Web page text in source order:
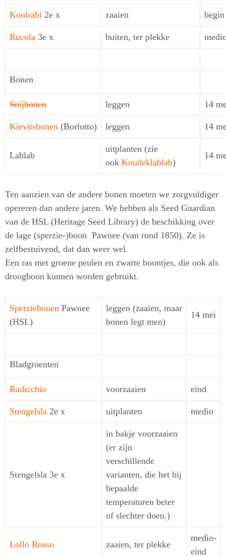
Koolrabi 2e x zaaien begin
Rucola 3e x buiten, ter plekke
Bonen
Snijbonen leggen 14
Kievitsbonen (Borlotto) leggen 14
Lablab
uitplanten (zie
ook Koudeklablab)
14
Ten aanzien van de andere bonen moeten we zorgvuldiger
opereren dan andere jaren. We hebben als Seed Guardian
van de HSL (Heritage Seed Library) de beschikking over
de lage (sperzie-)boon Pawnee (van rond 1850). Ze is
zelfbestuivend, dat dan weer wel.
Een ras met groene peulen en zwarte boontjes, die ook als
droogboon kunnen worden gebruikt.
Sperziebonen Pawnee
(HSL)
leggen (zaaien, maar
bonen legt men)
14 mei
Bladgroenten
Radicchio voorzaaien eind
Stengelsla 2e x uitplanten medio
Stengelsla 3e x
in bakje voorzaaien
(er zijn
verschillende
varianten, die het bij
bepaalde
temperaturen beter
of slechter doen.)
Lollo Rosso zaaien, ter plekke
medio-
eind